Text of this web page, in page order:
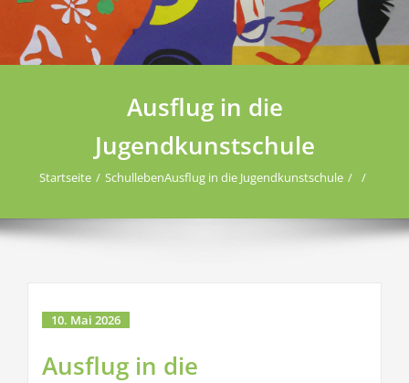
Ausflug in die
Jugendkunstschule
Startseite SchullebenAusflug in die Jugendkunstschule
10. Mai 2026
Ausflug in die